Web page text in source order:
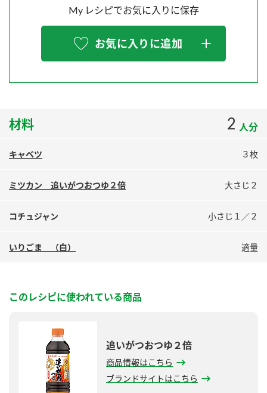
Fibee
スペシャルサイト
お酢を知ろう！
すしラボ
納豆の豆知識
ロングセラー商品 ＋ おすすめレシピ
MIM（ミツカンミュージアム）
販売終了製品のご案内
よくあるご質問
ミツカン公式通販
業務用サイト ミツカングループについて
My レシピでお気に入りに保存
お気に入りに追加
材料 2 人分
キャベツ ３枚
ミツカン 追いがつおつゆ２倍 大さじ２
コチュジャン 小さじ１／２
いりごま （白） 適量
このレシピに使われている商品
追いがつおつゆ２倍
商品情報はこちら
ブランドサイトはこちら